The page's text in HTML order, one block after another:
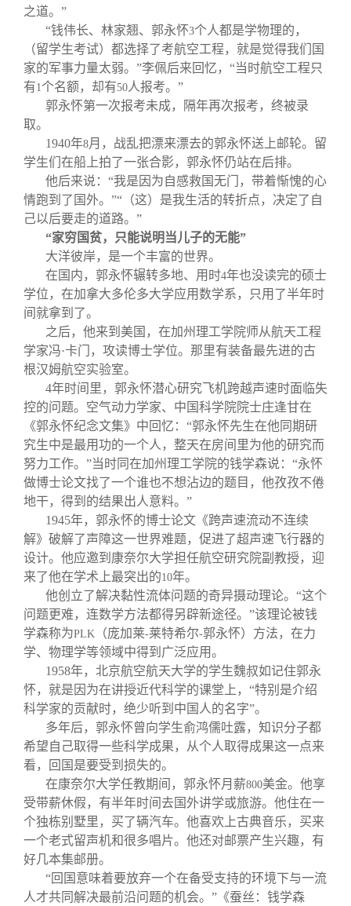
之道。”
“钱伟长、林家翘、郭永怀3个人都是学物理的，
（留学生考试）都选择了考航空工程，就是觉得我们国
家的军事力量太弱。”李佩后来回忆，“当时航空工程只
有1个名额，却有50人报考。”
郭永怀第一次报考未成，隔年再次报考，终被录
取。
1940年8月，战乱把漂来漂去的郭永怀送上邮轮。留
学生们在船上拍了一张合影，郭永怀仍站在后排。
他后来说：“我是因为自感救国无门，带着惭愧的心
情跑到了国外。”“（这）是我生活的转折点，决定了自
己以后要走的道路。”
“家穷国贫，只能说明当儿子的无能”
大洋彼岸，是一个丰富的世界。
在国内，郭永怀辗转多地、用时4年也没读完的硕士
学位，在加拿大多伦多大学应用数学系，只用了半年时
间就拿到了。
之后，他来到美国，在加州理工学院师从航天工程
学家冯·卡门，攻读博士学位。那里有装备最先进的古
根汉姆航空实验室。
4年时间里，郭永怀潜心研究飞机跨越声速时面临失
控的问题。空气动力学家、中国科学院院士庄逢甘在
《郭永怀纪念文集》中回忆：“郭永怀先生在他同期研
究生中是最用功的一个人，整天在房间里为他的研究而
努力工作。”当时同在加州理工学院的钱学森说：“永怀
做博士论文找了一个谁也不想沾边的题目，他孜孜不倦
地干，得到的结果出人意料。”
1945年，郭永怀的博士论文《跨声速流动不连续
解》破解了声障这一世界难题，促进了超声速飞行器的
设计。他应邀到康奈尔大学担任航空研究院副教授，迎
来了他在学术上最突出的10年。
他创立了解决黏性流体问题的奇异摄动理论。“这个
问题更难，连数学方法都得另辟新途径。”该理论被钱
学森称为PLK （庞加莱-莱特希尔-郭永怀）方法，在力
学、物理学等领域中得到广泛应用。
1958年，北京航空航天大学的学生魏叔如记住郭永
怀，就是因为在讲授近代科学的课堂上，“特别是介绍
科学家的贡献时，绝少听到中国人的名字”。
多年后，郭永怀曾向学生俞鸿儒吐露，知识分子都
希望自己取得一些科学成果，从个人取得成果这一点来
看，回国是要受到损失的。
在康奈尔大学任教期间，郭永怀月薪800美金。他享
受带薪休假，有半年时间去国外讲学或旅游。他住在一
个独栋别墅里，买了辆汽车。他喜欢上古典音乐，买来
一个老式留声机和很多唱片。他还对邮票产生兴趣，有
好几本集邮册。
“回国意味着要放弃一个在备受支持的环境下与一流
人才共同解决最前沿问题的机会。”《蚕丝：钱学森